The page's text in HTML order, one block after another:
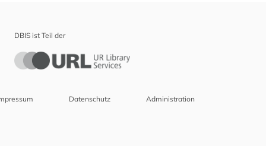
DBIS ist Teil der
Datenschutz Administration